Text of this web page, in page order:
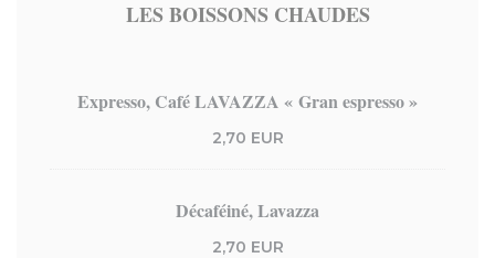
LES BOISSONS CHAUDES
Expresso, Café LAVAZZA « Gran espresso »
2,70 EUR
Décaféiné, Lavazza
2,70 EUR